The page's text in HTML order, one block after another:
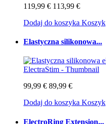
119,99 € 113,99 €
Dodaj do koszyka Koszyk
Elastyczna silikonowa...
99,99 € 89,99 €
Dodaj do koszyka Koszyk
ElectroRing Extension...